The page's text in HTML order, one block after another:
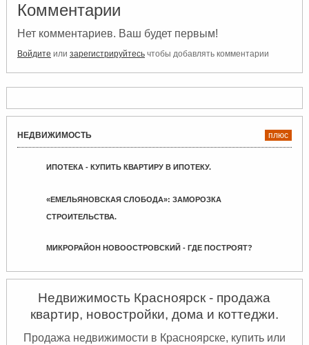
Комментарии
Нет комментариев. Ваш будет первым!
Войдите или зарегистрируйтесьчтобы добавлять комментарии
НЕДВИЖИМОСТЬ плюс
ИПОТЕКА - КУПИТЬ КВАРТИРУ В ИПОТЕКУ.
«ЕМЕЛЬЯНОВСКАЯ СЛОБОДА»: ЗАМОРОЗКА
СТРОИТЕЛЬСТВА.
МИКРОРАЙОН НОВООСТРОВСКИЙ - ГДЕ ПОСТРОЯТ?
Недвижимость Красноярск - продажа
квартир, новостройки, дома и коттеджи.
Продажа недвижимости в Красноярске, купить или